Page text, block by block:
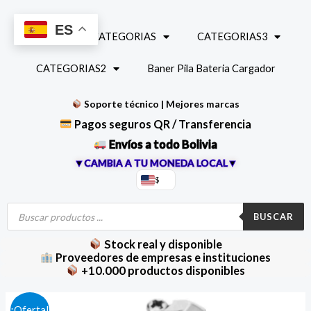
contenido
INICIO CATEGORIAS CATEGORIAS3
CATEGORIAS2 Baner Pila Bateria Cargador
Soporte técnico | Mejores marcas
Pagos seguros QR / Transferencia
Envíos a todo Bolivia
▼CAMBIA A TU MONEDA LOCAL▼
$
Búsqueda
productos
BUSCAR
Stock real y disponible
Proveedores de empresas e instituciones
+10.000 productos disponibles
Conector
ES